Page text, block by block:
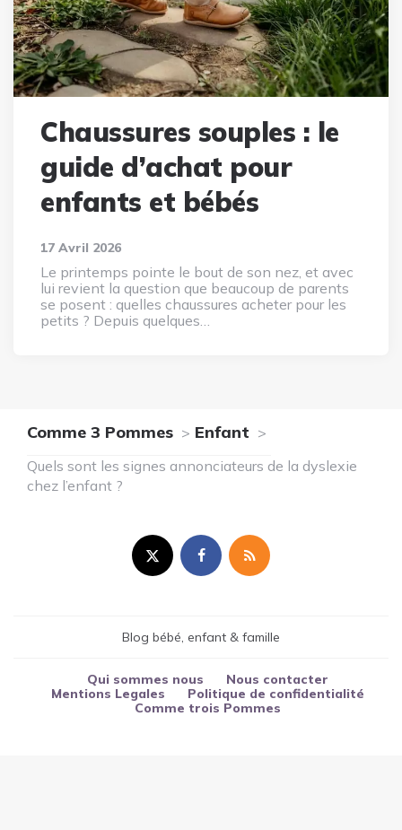
Chaussures souples : le
guide d’achat pour
enfants et bébés
17 Avril 2026
Le printemps pointe le bout de son nez, et avec
lui revient la question que beaucoup de parents
se posent : quelles chaussures acheter pour les
petits ? Depuis quelques…
Comme 3 Pommes Enfant
Quels sont les signes annonciateurs de la dyslexie
chez l’enfant ?
Blog bébé, enfant & famille
Qui sommes nous
Nous contacter
Mentions Legales
Politique de confidentialité
Comme trois Pommes